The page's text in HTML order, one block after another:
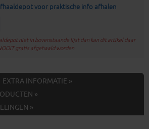
voor praktische info afhalen
niet in bovenstaande lijst dan kan dit artikel daar
gratis afgehaald worden
EXTRA INFORMATIE »
»
»